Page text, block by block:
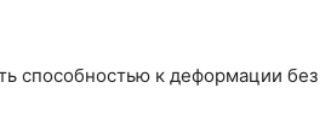
способностью к деформации без